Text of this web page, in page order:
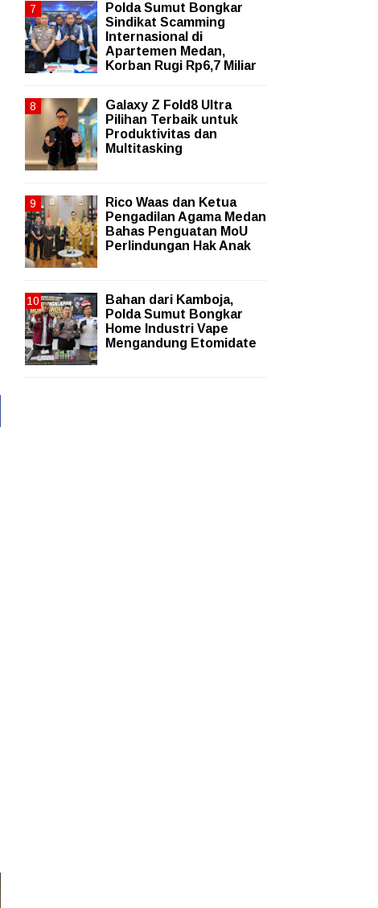
Polda Sumut Bongkar
Sindikat Scamming
Internasional di
Apartemen Medan,
Korban Rugi Rp6,7 Miliar
Galaxy Z Fold8 Ultra
Pilihan Terbaik untuk
Produktivitas dan
Multitasking
Rico Waas dan Ketua
Pengadilan Agama Medan
Bahas Penguatan MoU
Perlindungan Hak Anak
Bahan dari Kamboja,
Polda Sumut Bongkar
Home Industri Vape
Mengandung Etomidate